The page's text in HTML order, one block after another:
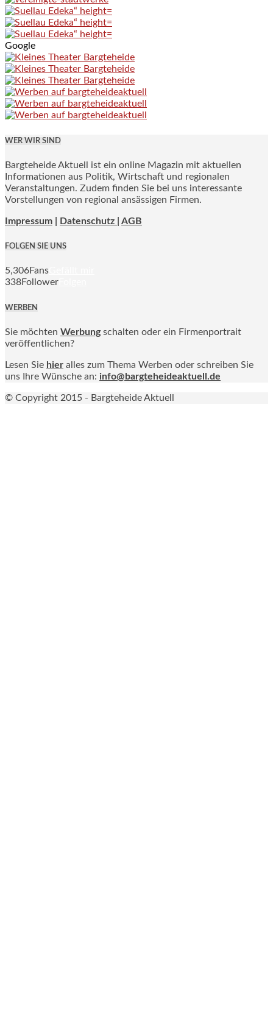
Google
WER WIR SIND
Bargteheide Aktuell ist ein online Magazin mit aktuellen
Informationen aus Politik, Wirtschaft und regionalen
Veranstaltungen. Zudem finden Sie bei uns interessante
Vorstellungen von regional ansässigen Firmen.
Impressum Datenschutz | AGB
FOLGEN SIE UNS
5,306Fans
338Follower
WERBEN
Sie möchten Werbung schalten oder ein Firmenportrait
veröffentlichen?
Lesen Sie hier alles zum Thema Werben oder schreiben Sie
uns Ihre Wünsche an: info@bargteheideaktuell.de
© Copyright 2015 - Bargteheide Aktuell